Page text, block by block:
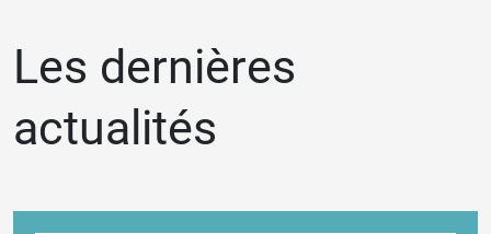
Les dernières
actualités